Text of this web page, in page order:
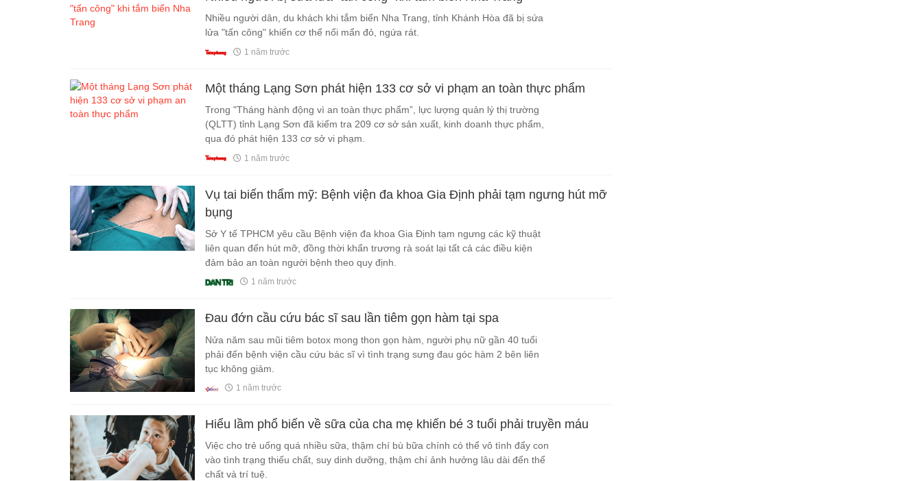
Nhiều người dân, du khách khi tắm biển Nha Trang, tỉnh Khánh Hòa đã bị sứa
lửa "tấn công" khiến cơ thể nổi mẩn đỏ, ngứa rát.
1 năm trước
Một tháng Lạng Sơn phát hiện 133 cơ sở vi phạm an toàn thực phẩm
Trong "Tháng hành động vì an toàn thực phẩm”, lực lượng quản lý thị trường
(QLTT) tỉnh Lạng Sơn đã kiểm tra 209 cơ sở sản xuất, kinh doanh thực phẩm,
qua đó phát hiện 133 cơ sở vi phạm.
1 năm trước
Vụ tai biến thẩm mỹ: Bệnh viện đa khoa Gia Định phải tạm ngưng hút mỡ
bụng
Sở Y tế TPHCM yêu cầu Bệnh viện đa khoa Gia Định tạm ngưng các kỹ thuật
liên quan đến hút mỡ, đồng thời khẩn trương rà soát lại tất cả các điều kiện
đảm bảo an toàn người bệnh theo quy định.
1 năm trước
Đau đớn cầu cứu bác sĩ sau lần tiêm gọn hàm tại spa
Nửa năm sau mũi tiêm botox mong thon gọn hàm, người phụ nữ gần 40 tuổi
phải đến bệnh viện cầu cứu bác sĩ vì tình trạng sưng đau góc hàm 2 bên liên
tục không giảm.
1 năm trước
Hiểu lầm phổ biến về sữa của cha mẹ khiến bé 3 tuổi phải truyền máu
Việc cho trẻ uống quá nhiều sữa, thậm chí bù bữa chính có thể vô tình đẩy con
vào tình trạng thiếu chất, suy dinh dưỡng, thậm chí ảnh hưởng lâu dài đến thể
chất và trí tuệ.